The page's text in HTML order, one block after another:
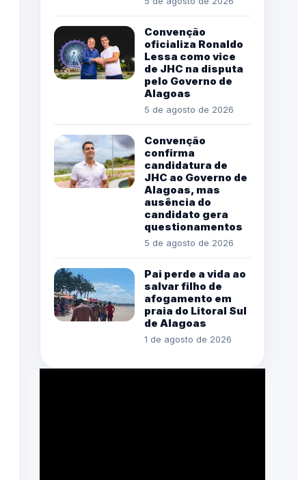
Convenção
oficializa Ronaldo
Lessa como vice
de JHC na disputa
pelo Governo de
Alagoas
5 de agosto de 2026
Convenção
confirma
candidatura de
JHC ao Governo de
Alagoas, mas
ausência do
candidato gera
questionamentos
5 de agosto de 2026
Pai perde a vida ao
salvar filho de
afogamento em
praia do Litoral Sul
de Alagoas
1 de agosto de 2026